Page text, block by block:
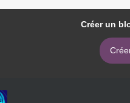
Créer un